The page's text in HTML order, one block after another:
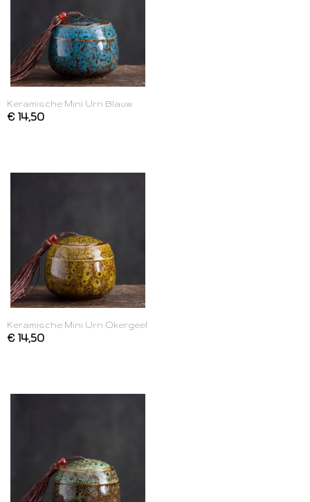
Keramische Mini Urn Blauw
€ 14,50
Keramische Mini Urn Okergeel
€ 14,50